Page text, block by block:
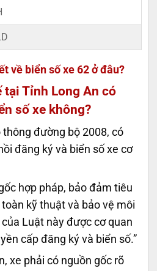
về biển số xe 62 ở đâu?
tại Tỉnh Long An có
số xe không?
đường bộ 2008, có
đăng ký và biển số xe cơ
hợp pháp, bảo đảm tiêu
kỹ thuật và bảo vệ môi
Luật này được cơ quan
cấp đăng ký và biển số.”
xe phải có nguồn gốc rõ